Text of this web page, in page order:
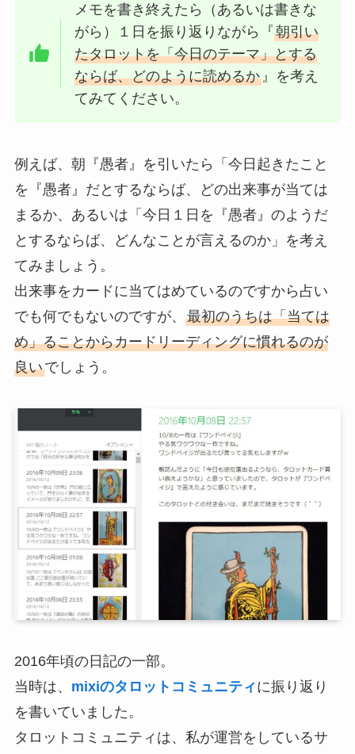
メモを書き終えたら（あるいは書きな
がら）１日を振り返りながら『朝引い
たタロットを「今日のテーマ」とする
ならば、どのように読めるか 』を考え
てみてください。
例えば、朝『愚者』を引いたら「今日起きたこと
を『愚者』だとするならば、どの出来事が当ては
まるか、あるいは「今日１日を『愚者』のようだ
とするならば、どんなことが言えるのか」を考え
てみましょう。
出来事をカードに当てはめているのですから占い
でも何でもないのですが、 最初のうちは「当ては
め」ることからカードリーディングに慣れるのが
良いでしょう。
2016年頃の日記の一部。
当時は、 mixiのタロットコミュニティに振り返り
を書いていました。
タロットコミュニティは、私が運営をしているサ